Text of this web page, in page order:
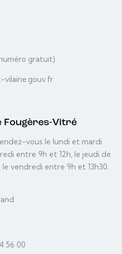
gratuit)
vilaine.gouv.fr
Fougères-Vitré
vous le lundi et mardi
entre 9h et 12h, le jeudi de
le vendredi entre 9h et 13h30.
56 00